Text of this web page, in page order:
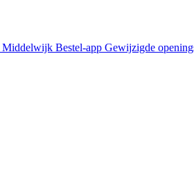
Middelwijk Bestel-app Gewijzigde